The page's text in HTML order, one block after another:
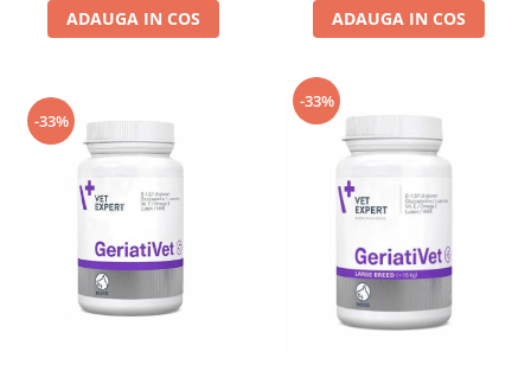
ADAUGA IN COS ADAUGA IN COS
-33%
-33%